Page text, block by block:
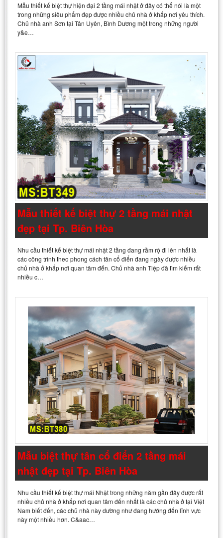
Mẫu thiết kế biệt thự hiện đại 2 tầng mái nhật ở đây có thể nói là một
trong những siêu phẩm đẹp được nhiều chủ nhà ở khắp nơi yêu thích.
Chủ nhà anh Sơn tại Tân Uyên, Bình Dương một trong những người
y&e…
Mẫu thiết kế biệt thự 2 tầng mái nhật
đẹp tại Tp. Biên Hòa
Nhu cầu thiết kế biệt thự mái nhật 2 tầng đang rầm rộ đi lên nhất là
các công trình theo phong cách tân cổ điển đang ngày được nhiều
chủ nhà ở khắp nơi quan tâm đến. Chủ nhà anh Tiệp đã tìm kiếm rất
nhiều c…
Mẫu biệt thự tân cổ điển 2 tầng mái
nhật đẹp tại Tp. Biên Hòa
Nhu cầu thiết kế biệt thự mái Nhật trong những năm gần đây được rất
nhiều chủ nhà ở khắp nơi quan tâm đến nhất là các chủ nhà ở tại Việt
Nam biết đến, các chủ nhà này dường như đang hướng đến lĩnh vực
này một nhiều hơn. C&aac…